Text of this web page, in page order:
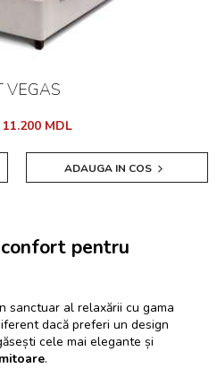
VEGAS
MDL
ADAUGA IN COS
pentru
sanctuar al relaxării cu gama
dacă preferi un design
cele mai elegante și
.